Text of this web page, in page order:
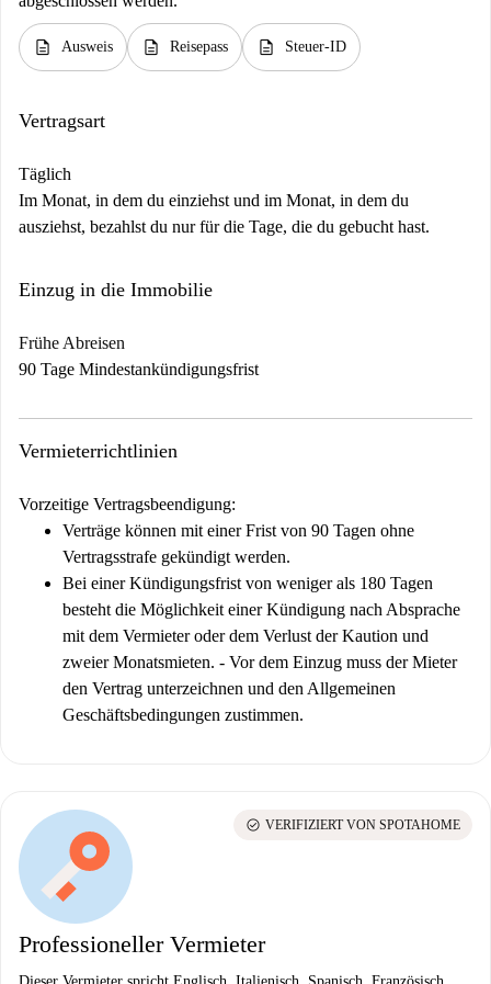
description Ausweis description Reisepass description Steuer-ID
Vertragsart
Täglich
Im Monat, in dem du einziehst und im Monat, in dem du
ausziehst, bezahlst du nur für die Tage, die du gebucht hast.
Einzug in die Immobilie
Frühe Abreisen
90 Tage Mindestankündigungsfrist
Vermieterrichtlinien
Vorzeitige Vertragsbeendigung:
Verträge können mit einer Frist von 90 Tagen ohne
Vertragsstrafe gekündigt werden.
Bei einer Kündigungsfrist von weniger als 180 Tagen
besteht die Möglichkeit einer Kündigung nach Absprache
mit dem Vermieter oder dem Verlust der Kaution und
zweier Monatsmieten. - Vor dem Einzug muss der Mieter
den Vertrag unterzeichnen und den Allgemeinen
Geschäftsbedingungen zustimmen.
Professioneller Vermieter
check_circle VERIFIZIERT VON SPOTAHOME